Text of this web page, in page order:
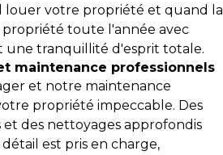
louer votre propriété et quand la
propriété toute l'année avec
une tranquillité d'esprit totale.
maintenance professionnels
et notre maintenance
propriété impeccable. Des
des nettoyages approfondis
est pris en charge,